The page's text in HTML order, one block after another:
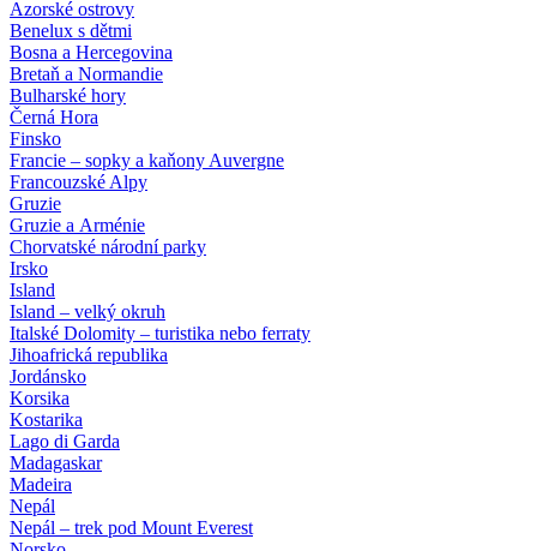
Azorské ostrovy
Benelux s dětmi
Bosna a Hercegovina
Bretaň a Normandie
Bulharské hory
Černá Hora
Finsko
Francie – sopky a kaňony Auvergne
Francouzské Alpy
Gruzie
Gruzie a Arménie
Chorvatské národní parky
Irsko
Island
Island – velký okruh
Italské Dolomity – turistika nebo ferraty
Jihoafrická republika
Jordánsko
Korsika
Kostarika
Lago di Garda
Madagaskar
Madeira
Nepál
Nepál – trek pod Mount Everest